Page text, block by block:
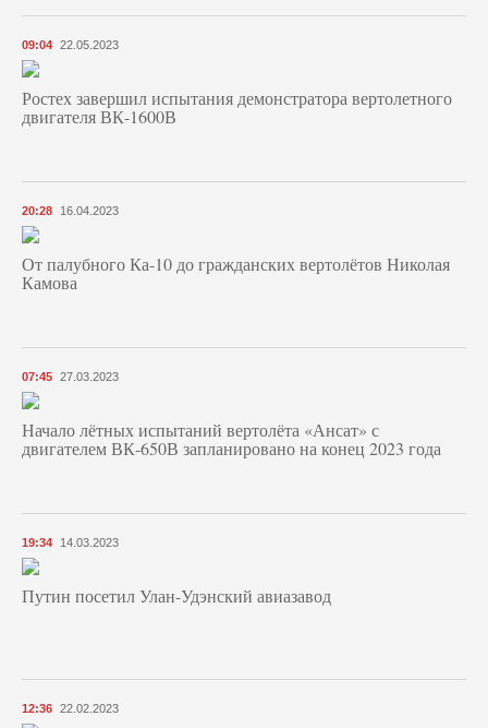
09:04 22.05.2023
Ростех завершил испытания демонстратора вертолетного
двигателя ВК-1600В
20:28 16.04.2023
От палубного Ка-10 до гражданских вертолётов Николая
Камова
07:45 27.03.2023
Начало лётных испытаний вертолёта «Ансат» с
двигателем ВК-650В запланировано на конец 2023 года
19:34 14.03.2023
Путин посетил Улан-Удэнский авиазавод
12:36 22.02.2023